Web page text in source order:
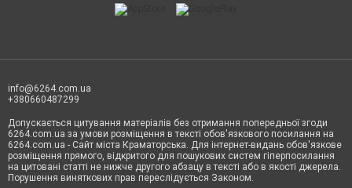
info@6264.com.ua
+380660487299
Допускається цитування матеріалів без отримання попередньої згоди
6264.com.ua за умови розміщення в тексті обов'язкового посилання на
6264.com.ua - Сайт міста Краматорська. Для інтернет-видань обов'язкове
розміщення прямого, відкритого для пошукових систем гіперпосилання
на цитовані статті не нижче другого абзацу в тексті або в якості джерела.
Порушення виняткових прав переслідується Законом.